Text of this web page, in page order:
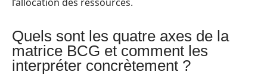
Quels sont les quatre axes de la
matrice BCG et comment les
interpréter concrètement ?